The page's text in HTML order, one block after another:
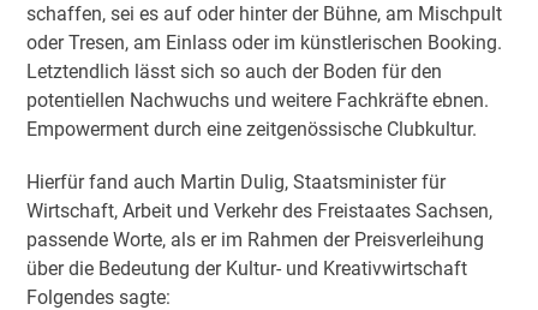
schaffen, sei es auf oder hinter der Bühne, am Mischpult
oder Tresen, am Einlass oder im künstlerischen Booking.
Letztendlich lässt sich so auch der Boden für den
potentiellen Nachwuchs und weitere Fachkräfte ebnen.
Empowerment durch eine zeitgenössische Clubkultur.
Hierfür fand auch Martin Dulig, Staatsminister für
Wirtschaft, Arbeit und Verkehr des Freistaates Sachsen,
passende Worte, als er im Rahmen der Preisverleihung
über die Bedeutung der Kultur- und Kreativwirtschaft
Folgendes sagte: